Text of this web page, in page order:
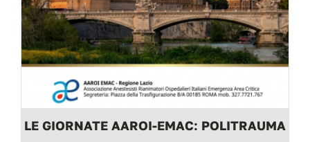
LE GIORNATE AAROI-EMAC: POLITRAUMA